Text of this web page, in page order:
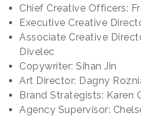
Chief Creative Officers:
Executive Creative
Associate Creative
Divelec
Copywriter: Sihan Jin
Art Director: Dagny
Brand Strategists: Karen
Agency Supervisor: